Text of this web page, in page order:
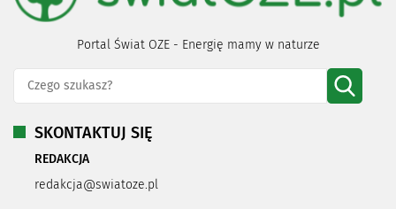
Portal Świat OZE - Energię mamy w naturze
SKONTAKTUJ SIĘ
REDAKCJA
redakcja@swiatoze.pl